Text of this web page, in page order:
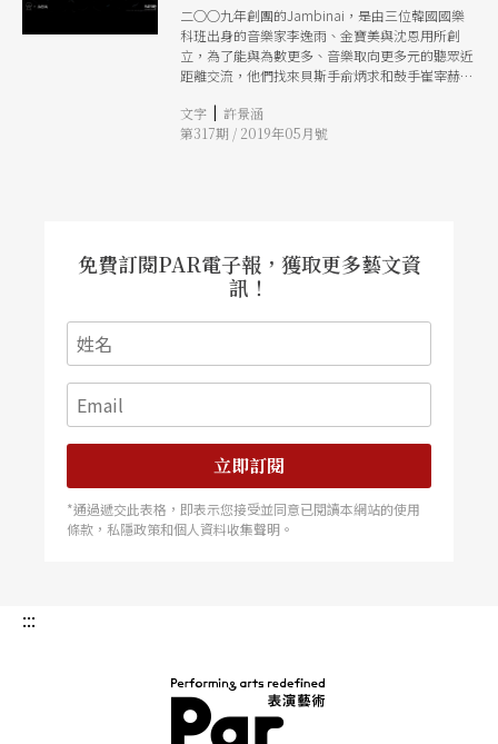
二○○九年創團的Jambinai，是由三位韓國國樂
科班出身的音樂家李逸雨、金寶美與沈恩用所創
立，為了能與為數更多、音樂取向更多元的聽眾近
距離交流，他們找來貝斯手俞炳求和鼓手崔宰赫擔
年，他們的努力已見成績，跨界專輯頗受肯定，受
邀至國際各音樂節、平昌冬奧閉幕式等場合演出。
文字 | 許景涵
第317期 / 2019年05月號
免費訂閱PAR電子報，獲取更多藝文資
訊！
立即訂閱
*通過遞交此表格，即表示您接受並同意已閱讀本網站的使用
條款，私隱政策和個人資料收集聲明。
:::